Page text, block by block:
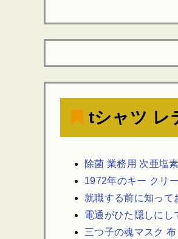
tシャツ レ
除菌 業務用 次亜塩
1972年のキー クリ
就職する前に知って
電通がひた隠しにし
三つ子の魂マスク